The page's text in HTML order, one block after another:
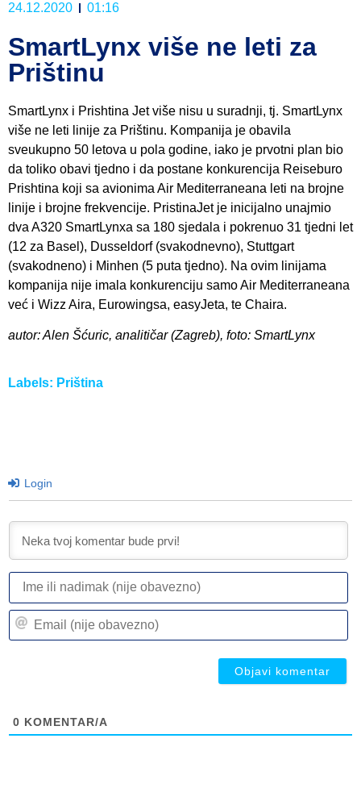
24.12.2020 01:16
SmartLynx više ne leti za
Prištinu
SmartLynx i Prishtina Jet više nisu u suradnji, tj. SmartLynx
više ne leti linije za Prištinu. Kompanija je obavila
sveukupno 50 letova u pola godine, iako je prvotni plan bio
da toliko obavi tjedno i da postane konkurencija Reiseburo
Prishtina koji sa avionima Air Mediterraneana leti na brojne
linije i brojne frekvencije. PristinaJet je inicijalno unajmio
dva A320 SmartLynxa sa 180 sjedala i pokrenuo 31 tjedni let
(12 za Basel), Dusseldorf (svakodnevno), Stuttgart
(svakodneno) i Minhen (5 puta tjedno). Na ovim linijama
kompanija nije imala konkurenciju samo Air Mediterraneana
već i Wizz Aira, Eurowingsa, easyJeta, te Chaira.
autor: Alen Šćuric, analitičar (Zagreb), foto: SmartLynx
Labels: Priština
Login
0 KOMENTAR/A